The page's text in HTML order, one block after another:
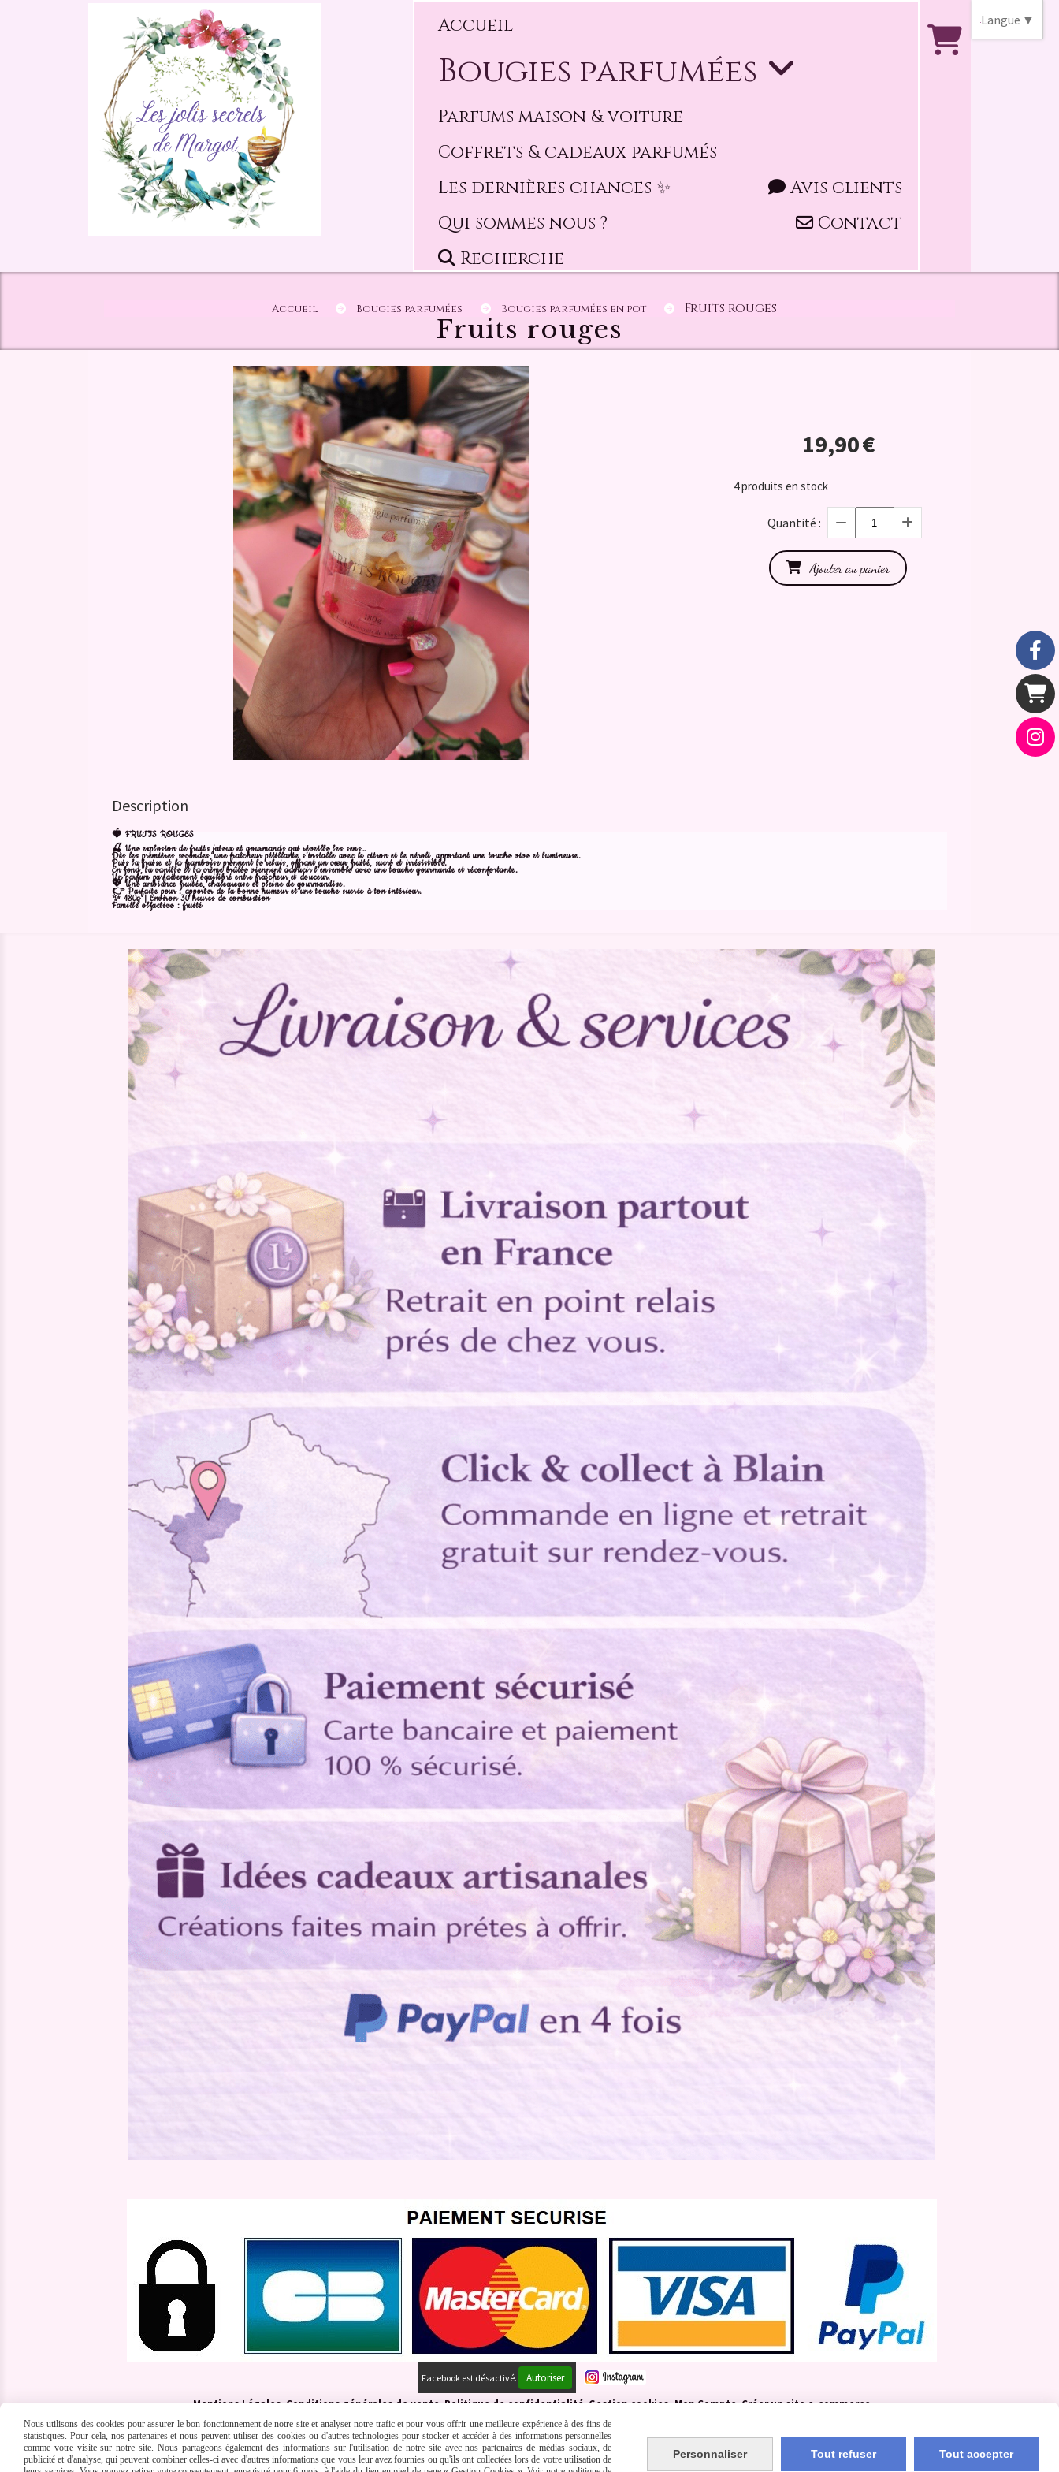
Accueil
Bougies parfumées
Parfums maison & voiture
Coffrets & cadeaux parfumés
Les dernières chances ✨️
Avis clients
Qui sommes nous ?
Contact
Recherche
Accueil Bougies parfumées Bougies parfumées en pot Fruits rouges
Fruits rouges
19,90€
4produits en stock
Quantité :
Ajouter au panier
Description
🍓 FRUITS ROUGES
🍒 Une explosion de fruits juteux et gourmands qui réveille les sens…
Dès les premières secondes, une fraîcheur pétillante s’installe avec le citron et le néroli, apportant une touche vive et lumineuse.
Puis la fraise et la framboise prennent le relais, offrant un cœur fruité, sucré et irrésistible.
En fond, la vanille et la crème brûlée viennent adoucir l’ensemble avec une touche gourmande et réconfortante.
Un parfum parfaitement équilibré entre fraîcheur et douceur.
💖 Une ambiance fruitée, chaleureuse et pleine de gourmandise.
👉 Parfaite pour : apporter de la bonne humeur et une touche sucrée à ton intérieur.
✨ 180g | Environ 30 heures de combustion
Famille olfactive : fruité
Facebook est désactivé.
Autoriser
Mentions Légales Conditions générales de vente Politique de confidentialité Gestion cookies Mon Compte Créer un site e-commerce
Langue ▼
Nous utilisons des cookies pour assurer le bon fonctionnement de notre site et analyser notre trafic et pour vous offrir une meilleure expérience à des fins de
statistiques. Pour cela, nos partenaires et nous peuvent utiliser des cookies ou d'autres technologies pour stocker et accéder à des informations personnelles
comme votre visite sur notre site. Nous partageons également des informations sur l'utilisation de notre site avec nos partenaires de médias sociaux, de
publicité et d'analyse, qui peuvent combiner celles-ci avec d'autres informations que vous leur avez fournies ou qu'ils ont collectées lors de votre utilisation de
Personnaliser Tout refuser Tout accepter